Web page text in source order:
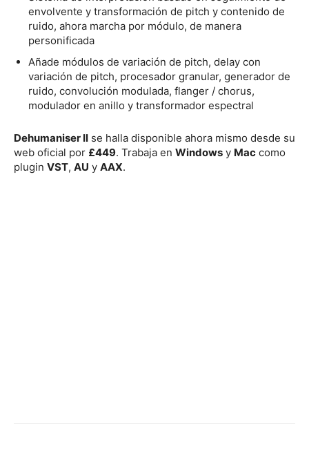
envolvente y transformación de pitch y contenido de
ruido, ahora marcha por módulo, de manera
personificada
Añade módulos de variación de pitch, delay con
variación de pitch, procesador granular, generador de
ruido, convolución modulada, flanger / chorus,
modulador en anillo y transformador espectral
Dehumaniser II se halla disponible ahora mismo desde su
web oficial por £449. Trabaja en Windows y Mac como
plugin VST, AU y AAX.